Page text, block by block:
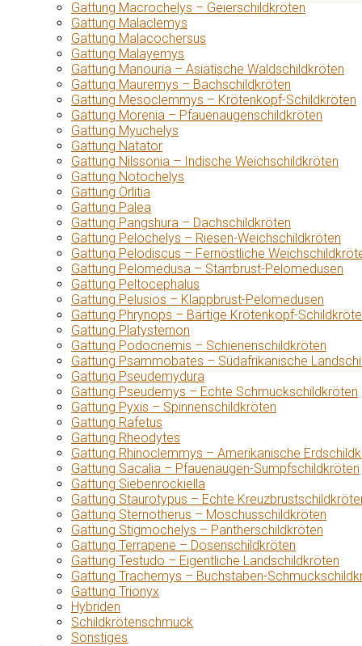
Gattung Macrochelys – Geierschildkröten
Gattung Malaclemys
Gattung Malacochersus
Gattung Malayemys
Gattung Manouria – Asiatische Waldschildkröten
Gattung Mauremys – Bachschildkröten
Gattung Mesoclemmys – Krötenkopf-Schildkröten
Gattung Morenia – Pfauenaugenschildkröten
Gattung Myuchelys
Gattung Natator
Gattung Nilssonia – Indische Weichschildkröten
Gattung Notochelys
Gattung Orlitia
Gattung Palea
Gattung Pangshura – Dachschildkröten
Gattung Pelochelys – Riesen-Weichschildkröten
Gattung Pelodiscus – Fernöstliche
Gattung Pelomedusa – Starrbrust-Pelomedusen
Gattung Peltocephalus
Gattung Pelusios – Klappbrust-Pelomedusen
Gattung Phrynops – Bärtige Krötenkopf-
Gattung Platysternon
Gattung Podocnemis – Schienenschildkröten
Gattung Psammobates – Südafrikanische
Gattung Pseudemydura
Gattung Pseudemys – Echte Schmuckschildkröten
Gattung Pyxis – Spinnenschildkröten
Gattung Rafetus
Gattung Rheodytes
Gattung Rhinoclemmys – Amerikanische
Gattung Sacalia – Pfauenaugen-Sumpfschildkröten
Gattung Siebenrockiella
Gattung Staurotypus – Echte
Gattung Sternotherus – Moschusschildkröten
Gattung Stigmochelys – Pantherschildkröten
Gattung Terrapene – Dosenschildkröten
Gattung Testudo – Eigentliche Landschildkröten
Gattung Trachemys – Buchstaben-
Gattung Trionyx
Hybriden
Schildkrötenschmuck
Sonstiges